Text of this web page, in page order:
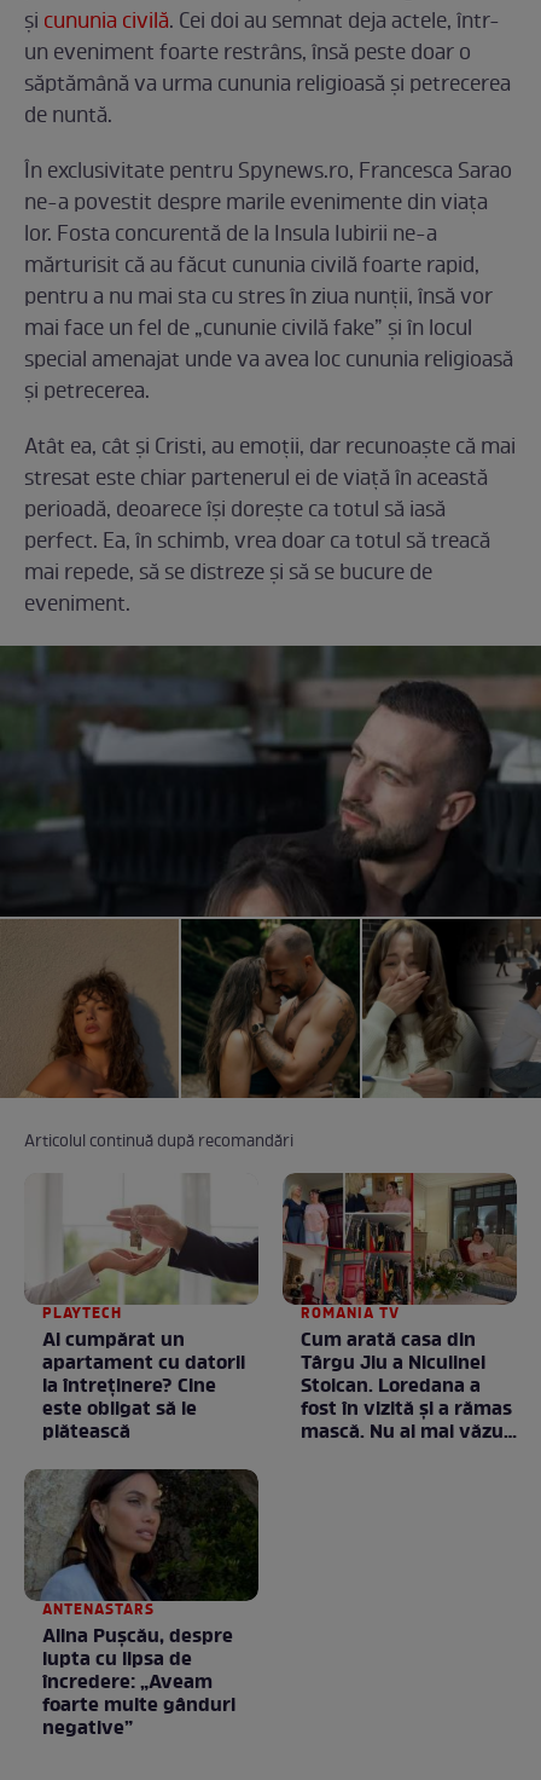
și cununia civilă. Cei doi au semnat deja actele, într-
un eveniment foarte restrâns, însă peste doar o
săptămână va urma cununia religioasă și petrecerea
de nuntă.
În exclusivitate pentru Spynews.ro, Francesca Sarao
ne-a povestit despre marile evenimente din viața
lor. Fosta concurentă de la Insula Iubirii ne-a
mărturisit că au făcut cununia civilă foarte rapid,
pentru a nu mai sta cu stres în ziua nunții, însă vor
mai face un fel de „cununie civilă fake” și în locul
special amenajat unde va avea loc cununia religioasă
și petrecerea.
Atât ea, cât și Cristi, au emoții, dar recunoaște că mai
stresat este chiar partenerul ei de viață în această
perioadă, deoarece își dorește ca totul să iasă
perfect. Ea, în schimb, vrea doar ca totul să treacă
mai repede, să se distreze și să se bucure de
eveniment.
Articolul continuă după recomandări
PLAYTECH
Ai cumpărat un
apartament cu datorii
la întreținere? Cine
este obligat să le
plătească
ROMANIA TV
Cum arată casa din
Târgu Jiu a Niculinei
Stoican. Loredana a
fost în vizită și a rămas
mască. Nu ai mai văzut
ANTENASTARS
Alina Pușcău, despre
lupta cu lipsa de
încredere: „Aveam
foarte multe gânduri
negative”